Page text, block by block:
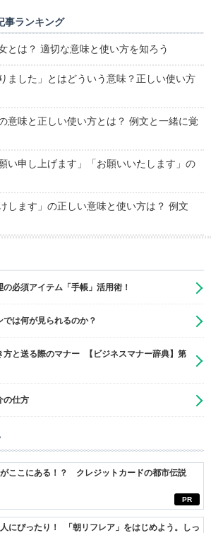
事ランキング
とは？ 適切な意味と使い方を知ろう
ました」とはどういう意味？正しい使い方
意味と正しい使い方とは？ 例文と一緒に覚
い申し上げます」「お願いいたします」の
します」の正しい意味と使い方は？ 例文
必須アイテム「手帳」活用術！
は何が見られるのか？
方と送る際のマナー 【ビジネスマナー辞典】第
の仕方
PR
ここにある！？ クレジットカードの都市伝説
にぴったり！ 「朝リフレア」をはじめよう。しっ